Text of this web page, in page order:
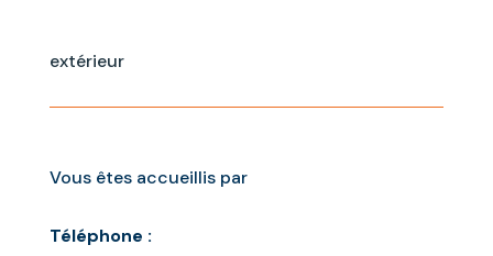
extérieur
Vous êtes accueillis par
Téléphone :